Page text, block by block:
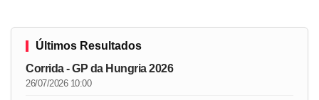
Últimos Resultados
Corrida - GP da Hungria 2026
26/07/2026 10:00